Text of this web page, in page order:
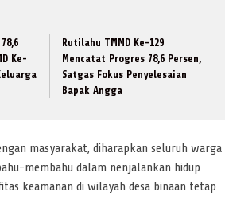
Ke-
Rutilahu TMMD Ke-129
Mencatat Progres 78,6 Persen,
Satgas Fokus Penyelesaian
Bapak Angga
masyarakat, diharapkan seluruh warga
membahu dalam nenjalankan hidup
keamanan di wilayah desa binaan tetap